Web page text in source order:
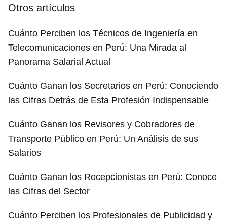
Otros artículos
Cuánto Perciben los Técnicos de Ingeniería en
Telecomunicaciones en Perú: Una Mirada al
Panorama Salarial Actual
Cuánto Ganan los Secretarios en Perú: Conociendo
las Cifras Detrás de Esta Profesión Indispensable
Cuánto Ganan los Revisores y Cobradores de
Transporte Público en Perú: Un Análisis de sus
Salarios
Cuánto Ganan los Recepcionistas en Perú: Conoce
las Cifras del Sector
Cuánto Perciben los Profesionales de Publicidad y